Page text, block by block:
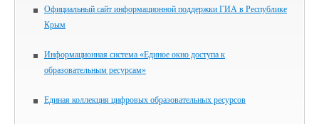
Официальный сайт информационной поддержки ГИА в Республике
Крым
Информационная система «Единое окно доступа к
образовательным ресурсам»
Единая коллекция цифровых образовательных ресурсов